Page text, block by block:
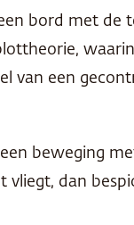
met de
van een
beweging
dan